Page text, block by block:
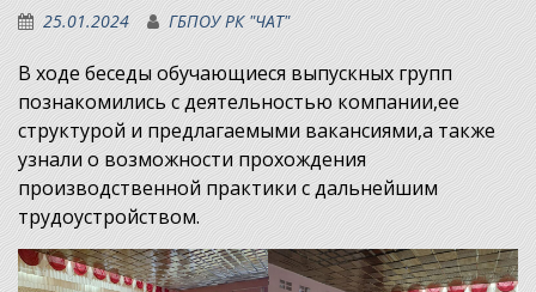
25.01.2024 ГБПОУ РК "ЧАТ"
В ходе беседы обучающиеся выпускных групп
познакомились с деятельностью компании,ее
структурой и предлагаемыми вакансиями,а также
узнали о возможности прохождения
производственной практики с дальнейшим
трудоустройством.